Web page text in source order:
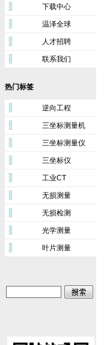
下载中心
温泽全球
人才招聘
联系我们
热门标签
逆向工程
三坐标测量机
三坐标测量仪
三坐标仪
工业CT
无损测量
无损检测
光学测量
叶片测量